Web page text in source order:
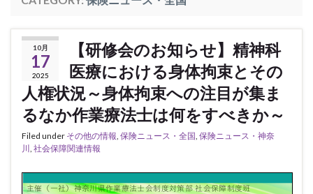
10月
17
2025
【研修会のお知らせ】精神科
医療における身体拘束とその
人権状況～身体拘束への注目が集ま
るなか作業療法士は何をすべきか～
Filed under その他の情報, 保険ニュース・全国, 保険ニュース・神奈
川 , 社会保障関連情報